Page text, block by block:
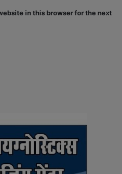
in this browser for the next